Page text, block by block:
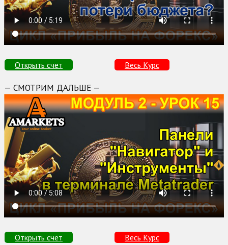
Открыть счет Весь Курс
— СМОТРИМ ДАЛЬШЕ —
Открыть счет Весь Курс